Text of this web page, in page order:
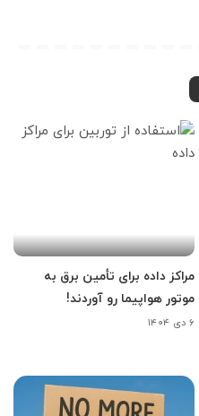
مراکز داده برای تأمین برق به
موتور هواپیما رو آوردند!
۶ دی ۱۴۰۴